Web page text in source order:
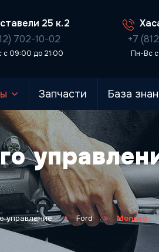
25 к.2
702-10-02
с 09:00 до 21:00
+7
Пн-Вс
Запчасти База
управление Ford Mondeo